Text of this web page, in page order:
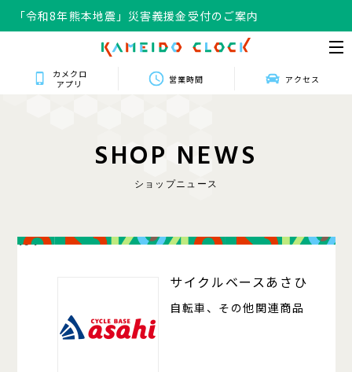
「令和8年熊本地震」災害義援金受付のご案内
カメクロ
アプリ
営業時間 アクセス
SHOP NEWS
ショップニュース
104
サイクルベースあさひ
自転車、その他関連商品